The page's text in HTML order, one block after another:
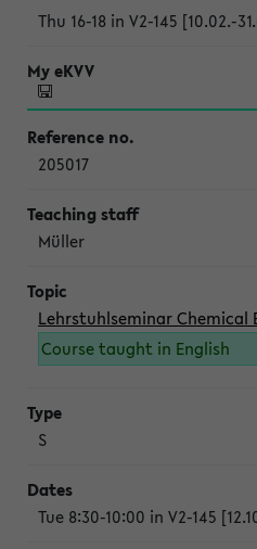
Thu 16-18 in V2-145 [10.02.-
205017
Müller
Lehrstuhlseminar Chemical
Course taught in English
S
Tue 8:30-10:00 in V2-145